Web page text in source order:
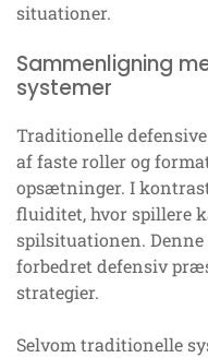
situationer.
Sammenligning
systemer
Traditionelle
af faste roller og
opsætninger. I
fluiditet, hvor spillere
spilsituationen.
forbedret defensiv
strategier.
Selvom traditionelle